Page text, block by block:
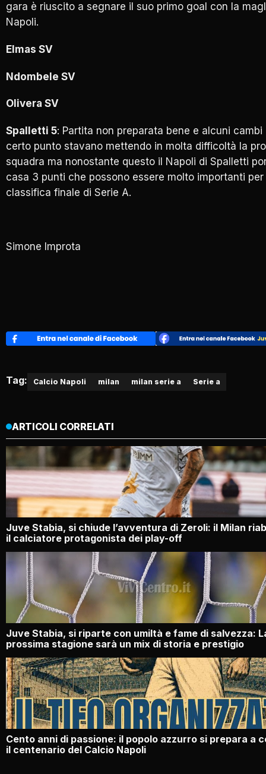
gara è riuscito a segnare il suo primo goal con la
Napoli.
Elmas SV
Ndombele SV
Olivera SV
Spalletti 5: Partita non preparata bene e alcuni cambi
certo punto stavano mettendo in molta difficoltà la
squadra ma nonostante questo il Napoli di Spalletti
casa 3 punti che possono essere molto importanti per
classifica finale di Serie A.
Simone Improta
Tag: Calcio Napoli milan milan serie a Serie a
ARTICOLI CORRELATI
Juve Stabia, si chiude l’avventura di Zeroli: il Milan
il calciatore protagonista dei play-off
Juve Stabia, si riparte con umiltà e fame di salvezza:
prossima stagione sarà un mix di storia e prestigio
Cento anni di passione: il popolo azzurro si prepara a
il centenario del Calcio Napoli